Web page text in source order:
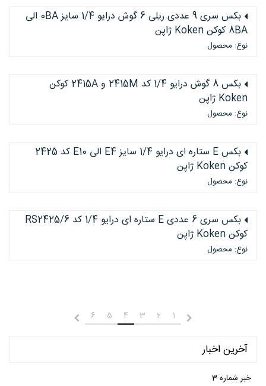
بکس سری 9 عددی ریلی 6 گوش درایو 1/4 سایز 0BA الی
8BA کوکن Koken ژاپن
نوع: محصول
بکس 8 گوش درایو 1/4 کد 2415M و 2415A کوکن
Koken ژاپن
نوع: محصول
بکس E ستاره ای درایو 1/4 سایز E4 الی E10 کد 2425
کوکن Koken ژاپن
نوع: محصول
بکس سری 6 عددی E ستاره ای درایو 1/4 کد RS2425/6
کوکن Koken ژاپن
نوع: محصول
1
2
3
4
5
6
آخرین اخبار
خبر شماره 3